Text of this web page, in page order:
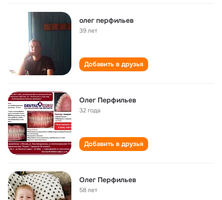
олег перфильев
39 лет
Добавить в друзья
Олег Перфильев
32 года
Добавить в друзья
Олег Перфильев
58 лет